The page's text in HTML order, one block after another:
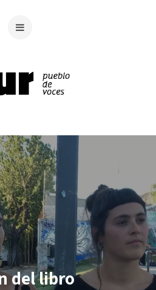
del libro